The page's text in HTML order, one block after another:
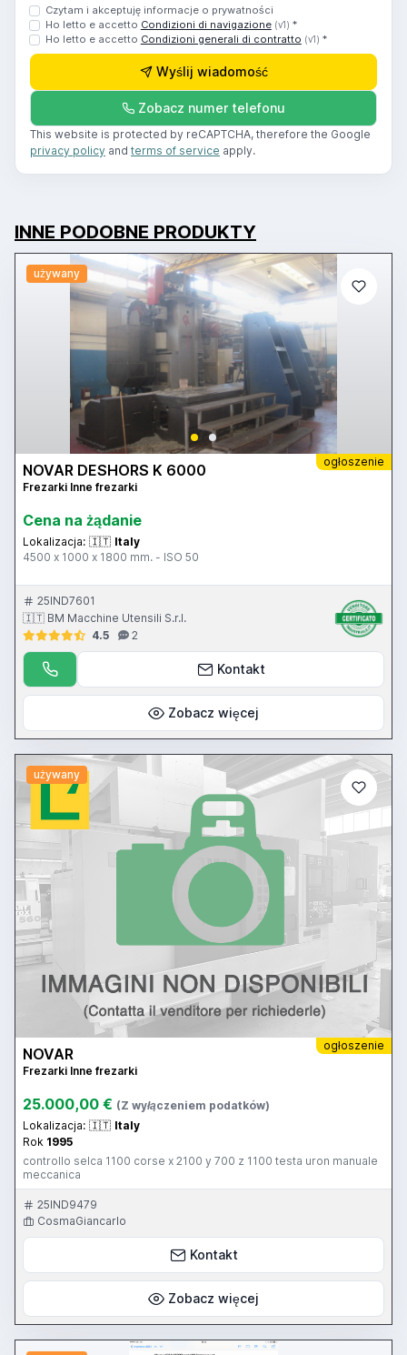
Czytam i akceptuję informacje o prywatności
Ho letto e accetto Condizioni di navigazione (v1) *
Ho letto e accetto Condizioni generali di contratto (v1) *
Wyślij wiadomość
Zobacz numer telefonu
This website is protected by reCAPTCHA, therefore the Google
privacy policy and terms of service apply.
INNE PODOBNE PRODUKTY
używany
ogłoszenie
NOVAR DESHORS K 6000
Frezarki Inne frezarki
Cena na żądanie
Lokalizacja: 🇮🇹 Italy
4500 x 1000 x 1800 mm. - ISO 50
25IND7601
🇮🇹 BM Macchine Utensili S.r.l.
4.5
2
Kontakt
Zobacz więcej
używany
ogłoszenie
NOVAR
Frezarki Inne frezarki
25.000,00 € (Z wyłączeniem podatków)
Lokalizacja: 🇮🇹 Italy
Rok 1995
controllo selca 1100 corse x 2100 y 700 z 1100 testa uron manuale
meccanica
25IND9479
CosmaGiancarlo
Kontakt
Zobacz więcej